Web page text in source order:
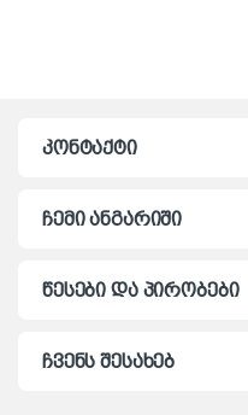
კონტაქტი
ჩემი ანგარიში
წესები და პირობები
ჩვენს შესახებ